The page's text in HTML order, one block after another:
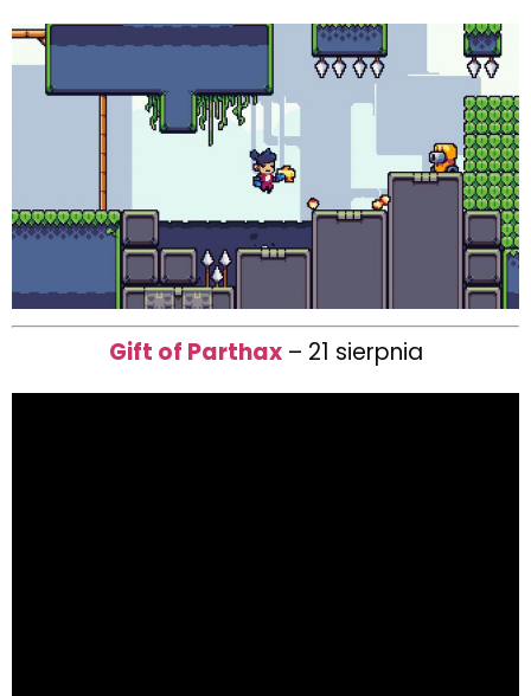
Gift of Parthax– 21 sierpnia